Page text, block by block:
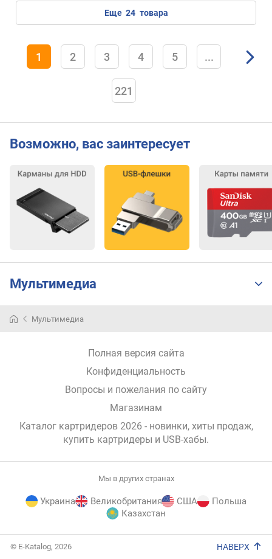
еще 24 товара
1 2 3 4 5 ...
221
Возможно, вас заинтересует
Мультимедиа
компьютеры
востребованных
USB-
предназначены
данных
Мультимедиа
Полная версия сайта
Конфиденциальность
Вопросы и пожелания по сайту
Магазинам
Каталог картридеров 2026 - новинки, хиты продаж,
купить картридеры и USB-хабы.
Мы в других странах
Украина Великобритания США
Польша
Казахстан
© E-Katalog, 2026 НАВЕРХ